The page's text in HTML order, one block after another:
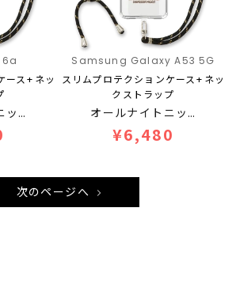
6a
ース+ネッ
ッ…
Samsung Galaxy A53 5G
スリムプロテクションケース+ネッ
クストラップ
オールナイトニッ…
¥6,480
次のページへ